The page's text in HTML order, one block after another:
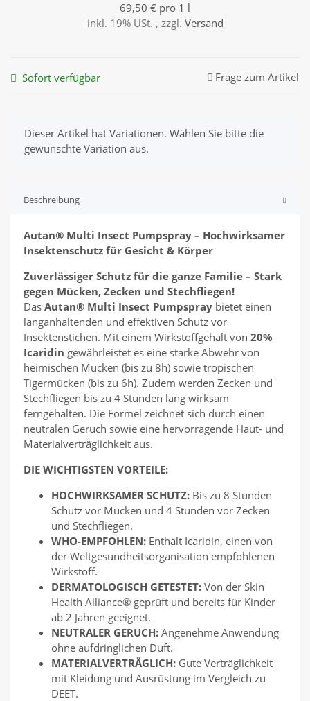
69,50 € pro 1 l
inkl. 19% USt. , zzgl. Versand
Sofort verfügbar Frage zum Artikel
x
Dieser Artikel hat Variationen. Wählen Sie bitte die
gewünschte Variation aus.
Beschreibung
Autan® Multi Insect Pumpspray – Hochwirksamer
Insektenschutz für Gesicht & Körper
Zuverlässiger Schutz für die ganze Familie – Stark
gegen Mücken, Zecken und Stechfliegen!
Das Autan® Multi Insect Pumpspraybietet einen
langanhaltenden und effektiven Schutz vor
Insektenstichen. Mit einem Wirkstoffgehalt von 20%
Icaridin gewährleistet es eine starke Abwehr von
heimischen Mücken (bis zu 8h) sowie tropischen
Tigermücken (bis zu 6h). Zudem werden Zecken und
Stechfliegen bis zu 4 Stunden lang wirksam
ferngehalten. Die Formel zeichnet sich durch einen
neutralen Geruch sowie eine hervorragende Haut- und
Materialverträglichkeit aus.
DIE WICHTIGSTEN VORTEILE:
HOCHWIRKSAMER SCHUTZ:Bis zu 8 Stunden
Schutz vor Mücken und 4 Stunden vor Zecken
und Stechfliegen.
WHO-EMPFOHLEN:Enthält Icaridin, einen von
der Weltgesundheitsorganisation empfohlenen
Wirkstoff.
DERMATOLOGISCH GETESTET:Von der Skin
Health Alliance® geprüft und bereits für Kinder
ab 2 Jahren geeignet.
NEUTRALER GERUCH:Angenehme Anwendung
ohne aufdringlichen Duft.
MATERIALVERTRÄGLICH:Gute Verträglichkeit
mit Kleidung und Ausrüstung im Vergleich zu
DEET.